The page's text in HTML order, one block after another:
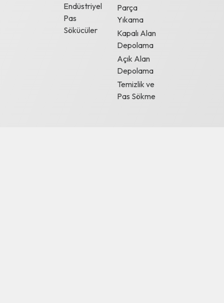
Endüstriyel
Pas
Sökücüler
Parça
Yıkama
Kapalı Alan
Depolama
Açık Alan
Depolama
Temizlik ve
Pas Sökme